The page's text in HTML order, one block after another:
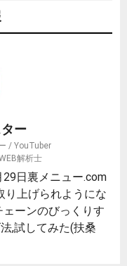
ー
/ YouTuber
解析士
日裏メニュー.com
り上げられようにな
ーンのびっくりす
,試してみた(扶桑